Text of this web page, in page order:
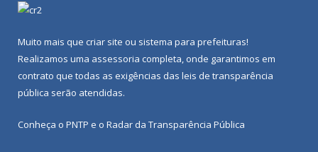
Muito mais que criar site ou sistema para prefeituras!
Realizamos uma assessoria completa, onde garantimos em
contrato que todas as exigências das leis de transparência
pública serão atendidas.
Conheça o PNTP e o Radar da Transparência Pública